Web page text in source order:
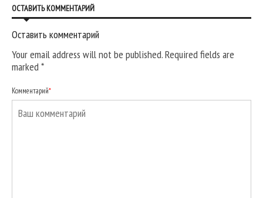
ОСТАВИТЬ КОММЕНТАРИЙ
Оставить комментарий
Your email address will not be published. Required fields are
marked*
Комментарий*